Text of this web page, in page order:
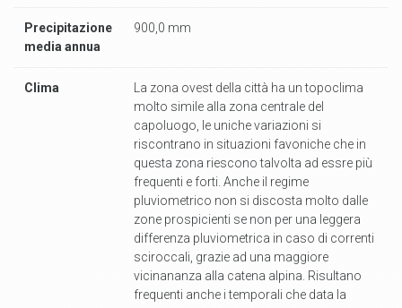
Precipitazione
media annua
900,0 mm
Clima
La zona ovest della città ha un topoclima
molto simile alla zona centrale del
capoluogo, le uniche variazioni si
riscontrano in situazioni favoniche che in
questa zona riescono talvolta ad essre più
frequenti e forti. Anche il regime
pluviometrico non si discosta molto dalle
zone prospicienti se non per una leggera
differenza pluviometrica in caso di correnti
sciroccali, grazie ad una maggiore
vicinananza alla catena alpina. Risultano
frequenti anche i temporali che data la